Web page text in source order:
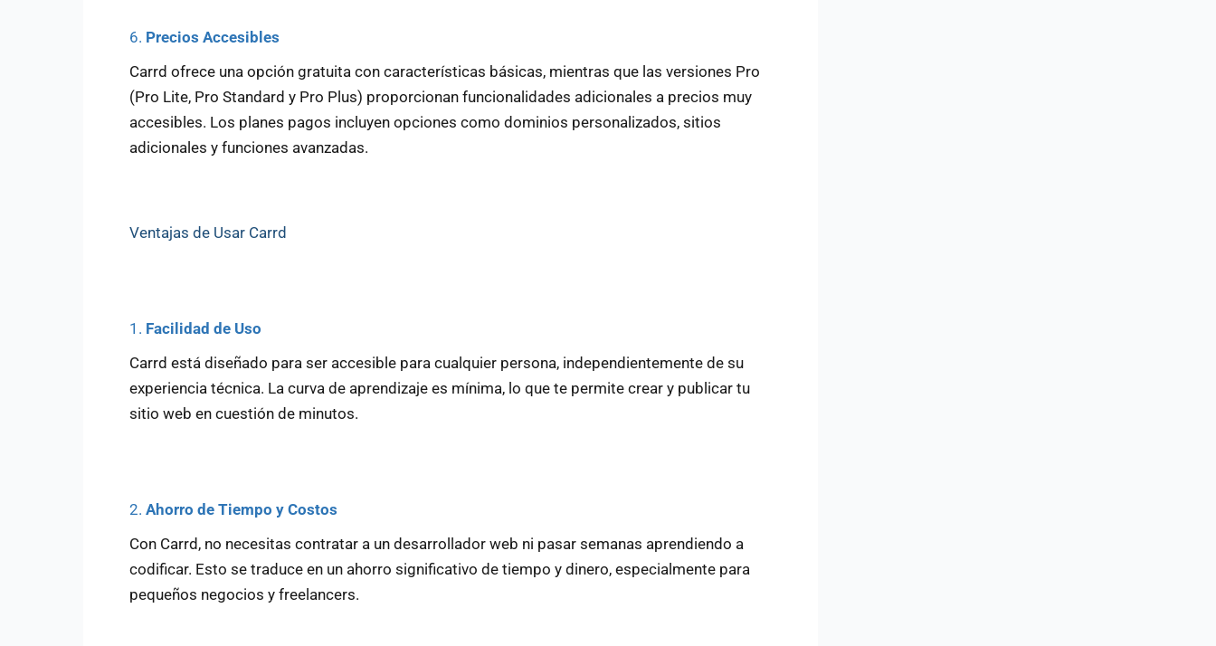
6. Precios Accesibles
Carrd ofrece una opción gratuita con características básicas, mientras que las versiones Pro
(Pro Lite, Pro Standard y Pro Plus) proporcionan funcionalidades adicionales a precios muy
accesibles. Los planes pagos incluyen opciones como dominios personalizados, sitios
adicionales y funciones avanzadas.
Ventajas de Usar Carrd
1. Facilidad de Uso
Carrd está diseñado para ser accesible para cualquier persona, independientemente de su
experiencia técnica. La curva de aprendizaje es mínima, lo que te permite crear y publicar tu
sitio web en cuestión de minutos.
2. Ahorro de Tiempo y Costos
Con Carrd, no necesitas contratar a un desarrollador web ni pasar semanas aprendiendo a
codificar. Esto se traduce en un ahorro significativo de tiempo y dinero, especialmente para
pequeños negocios y freelancers.